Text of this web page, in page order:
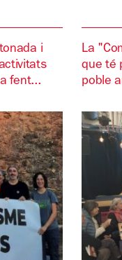
i
fent...
La
que té
poble